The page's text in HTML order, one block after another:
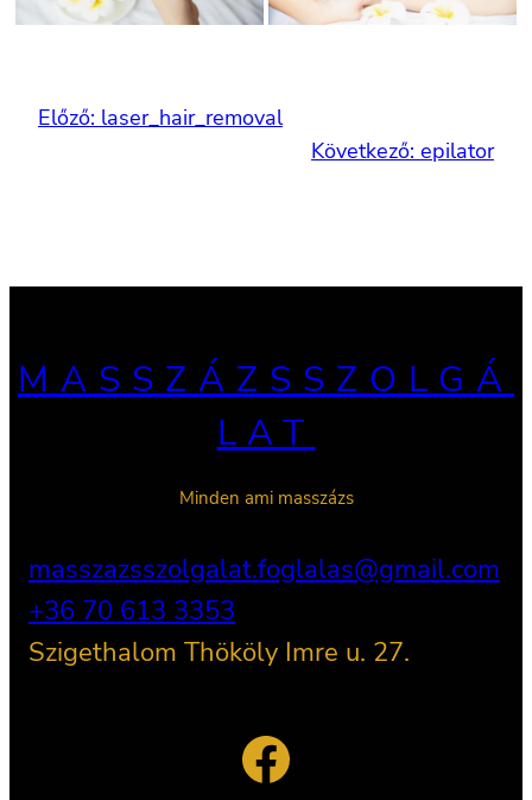
Előző: laser_hair_removal
Következő: epilator
MASSZÁZSSZOLGÁ
LAT
Minden ami masszázs
masszazsszolgalat.foglalas@gmail.com
+36 70 613 3353
Szigethalom Thököly Imre u. 27.
Facebook